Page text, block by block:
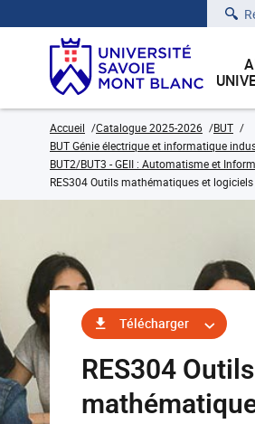
Accueil Catalogue 2025-2026
BUT
BUT Génie électrique et informatique
BUT2/BUT3 - GEII : Automatisme et
RES304 Outils mathématiques et logiciels
Télécharger
RES304 Outils